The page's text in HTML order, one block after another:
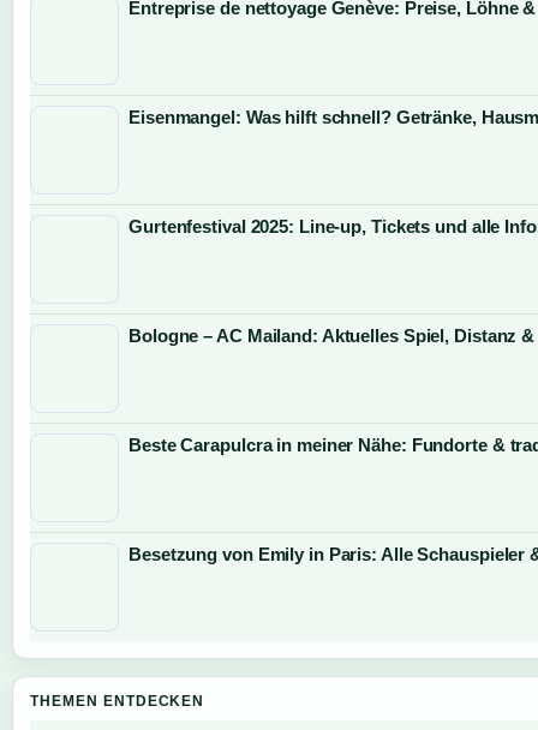
Entreprise de nettoyage Genève: Preise, Löhne
Eisenmangel: Was hilft schnell? Getränke,
Gurtenfestival 2025: Line-up, Tickets und alle
Bologne – AC Mailand: Aktuelles Spiel, Distanz &
Beste Carapulcra in meiner Nähe: Fundorte &
Besetzung von Emily in Paris: Alle Schauspieler
THEMEN ENTDECKEN